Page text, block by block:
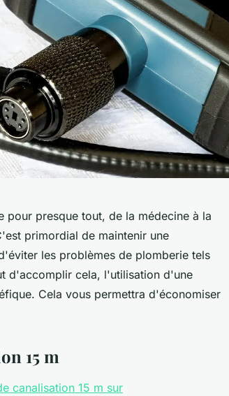
pour presque tout, de la médecine à la
primordial de maintenir une
les problèmes de plomberie tels
d'accomplir cela, l'utilisation d'une
Cela vous permettra d'économiser
15 m
canalisation 15 m sur